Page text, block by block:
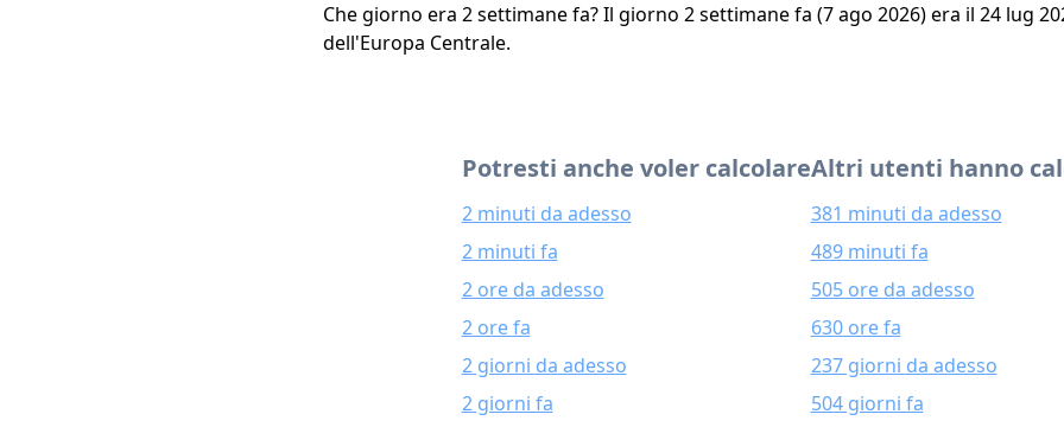
Che giorno era 2 settimane fa? Il giorno 2 settimane fa (7 ago 2026) era il 24 lug
dell'Europa Centrale.
Potresti anche voler calcolare
2 minuti da adesso
2 minuti fa
2 ore da adesso
2 ore fa
2 giorni da adesso
2 giorni fa
Altri utenti hanno
381 minuti da adesso
489 minuti fa
505 ore da adesso
630 ore fa
237 giorni da adesso
504 giorni fa